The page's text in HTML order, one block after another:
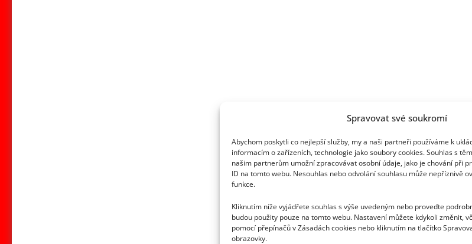
Spravovat své soukromí
Abychom poskytli co nejlepší služby, my a naši partneři používáme k
informacím o zařízeních, technologie jako soubory cookies. Souhlas s
našim partnerům umožní zpracovávat osobní údaje, jako je chování při
ID na tomto webu. Nesouhlas nebo odvolání souhlasu může nepříznivě
funkce.
Kliknutím níže vyjádřete souhlas s výše uvedeným nebo proveďte
budou použity pouze na tomto webu. Nastavení můžete kdykoli změnit,
pomocí přepínačů v Zásadách cookies nebo kliknutím na tlačítko
obrazovky.